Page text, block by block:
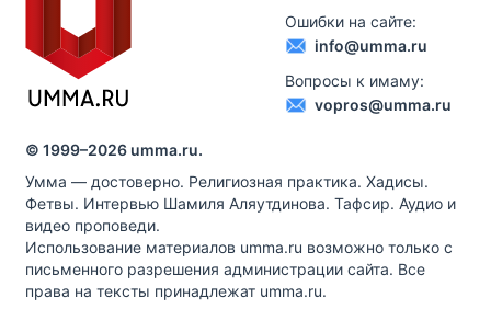
Ошибки на сайте:
info@umma.ru
Вопросы к имаму:
vopros@umma.ru
© 1999–2026 umma.ru.
Умма — достоверно. Религиозная практика. Хадисы.
Фетвы. Интервью Шамиля Аляутдинова. Тафсир. Аудио и
видео проповеди.
Использование материалов umma.ru возможно только с
письменного разрешения администрации сайта. Все
права на тексты принадлежат umma.ru.